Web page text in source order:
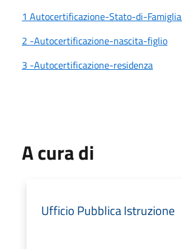
1 Autocertificazione-Stato-di-Famiglia
2 -Autocertificazione-nascita-figlio
3 -Autocertificazione-residenza
A cura di
Ufficio Pubblica Istruzione